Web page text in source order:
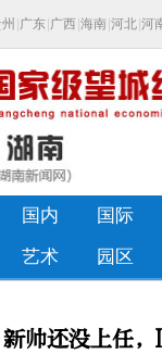
帅还没上任